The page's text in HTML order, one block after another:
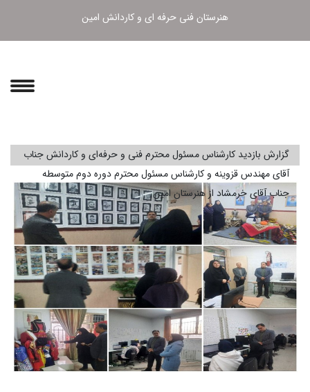
هنرستان فنی حرفه ای و کاردانش امین
گزارش بازدید کارشناس مسئول محترم فنی و حرفه‌ای و کاردانش جناب
آقای مهندس قزوینه و کارشناس مسئول محترم دوره دوم متوسطه
جناب آقای خرمشاد از هنرستان امین